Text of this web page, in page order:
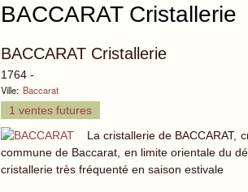
BACCARAT Cristallerie
BACCARAT Cristallerie
1764 -
Ville: Baccarat
1 ventes futures
La cristallerie de
commune de Baccarat, en limite orientale du
cristallerie très fréquenté en saison estivale